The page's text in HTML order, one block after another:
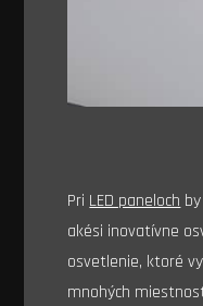
PriLED panelochby
akési inovatívne
osvetlenie, ktoré
mnohých